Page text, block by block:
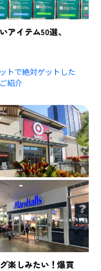
アイテム50選、
トで絶対ゲットした
紹介
楽しみたい！爆買